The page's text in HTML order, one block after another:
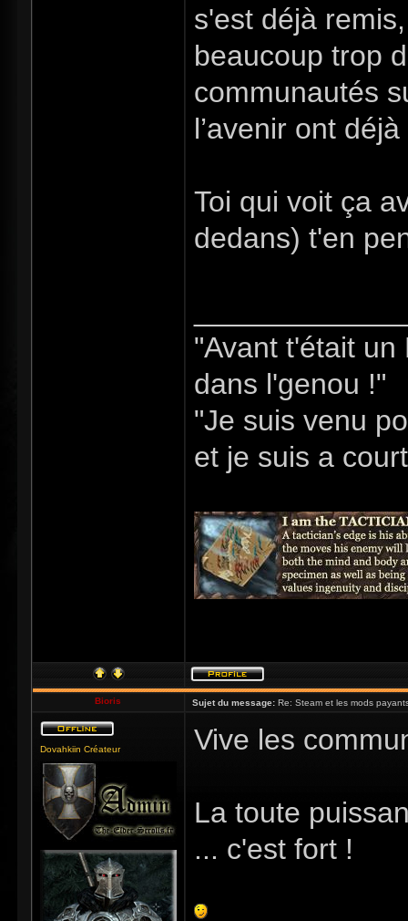
s'est déjà
beaucoup trop
communautés
l’avenir ont
Toi qui voit ça
dedans) t'en
"Avant t'était
dans l'genou !"
"Je suis venu
et je suis a
Bioris Sujet du message: Re: Steam et les mods
Dovahkiin Créateur Vive les
La toute
... c'est fort !